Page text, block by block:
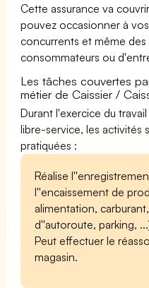
Cette assurance va
pouvez occasionner à
concurrents et même des
consommateurs ou
Les tâches couvertes
métier de Caissier /
Durant l'exercice du
libre-service, les activités
pratiquées :
Réalise
l''encaissement de
alimentation,
d''autoroute, parking,
Peut effectuer le
magasin.